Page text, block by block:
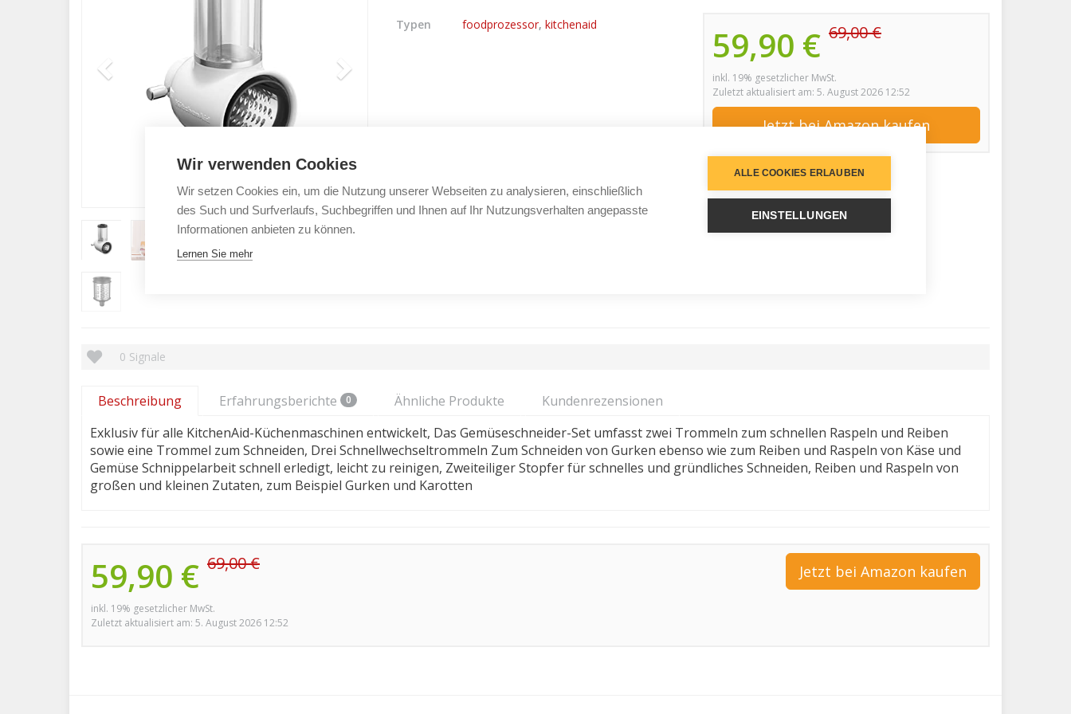
59,90 € 69,00 €
inkl. 19% gesetzlicher MwSt.
Zuletzt aktualisiert am: 5. August 2026 12:52
Jetzt bei Amazon kaufen
Typen foodprozessor, kitchenaid
0 Signale
Beschreibung Erfahrungsberichte 0 Ähnliche Produkte
Kundenrezensionen
Exklusiv für alle KitchenAid-Küchenmaschinen entwickelt, Das Gemüseschneider-Set umfasst zwei Trommeln zum schnellen Raspeln und Reiben
sowie eine Trommel zum Schneiden, Drei Schnellwechseltrommeln Zum Schneiden von Gurken ebenso wie zum Reiben und Raspeln von Käse und
Gemüse Schnippelarbeit schnell erledigt, leicht zu reinigen, Zweiteiliger Stopfer für schnelles und gründliches Schneiden, Reiben und Raspeln von
großen und kleinen Zutaten, zum Beispiel Gurken und Karotten
59,90 € 69,00 €
inkl. 19% gesetzlicher MwSt.
Zuletzt aktualisiert am: 5. August 2026 12:52
Jetzt bei Amazon kaufen
Wir verwenden Cookies
Wir setzen Cookies ein, um die Nutzung unserer Webseiten zu analysieren, einschließlich
des Such und Surfverlaufs, Suchbegriffen und Ihnen auf Ihr Nutzungsverhalten angepasste
Informationen anbieten zu können.
Lernen Sie mehr
ALLE COOKIES ERLAUBEN
EINSTELLUNGEN